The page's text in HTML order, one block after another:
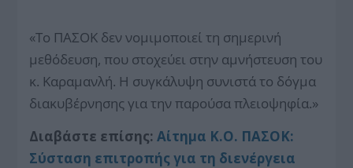
«Το ΠΑΣΟΚ δεν νομιμοποιεί τη σημερινή
μεθόδευση, που στοχεύει στην αμνήστευση του
κ. Καραμανλή. Η συγκάλυψη συνιστά το δόγμα
διακυβέρνησης για την παρούσα πλειοψηφία.»
Διαβάστε επίσης:Αίτημα Κ.Ο. ΠΑΣΟΚ:
Σύσταση επιτροπής για τη διενέργεια